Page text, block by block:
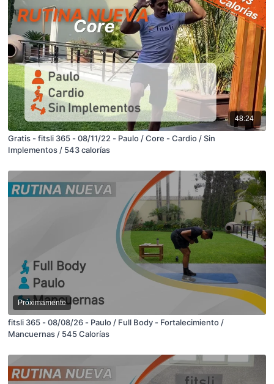
48:24
Gratis - fitsli 365 - 08/11/22 - Paulo / Core - Cardio / Sin
Implementos / 543 calorías
Próximamente
fitsli 365 - 08/08/26 - Paulo / Full Body - Fortalecimiento /
Mancuernas / 545 Calorías